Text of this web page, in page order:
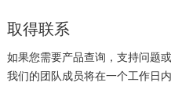
取得联系
如果您需要产品查询，支持问题
我们的团队成员将在一个工作日内